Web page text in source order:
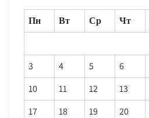
Пн Вт Ср Чт
3
4 5 6
10
11 12 13
17
18 19 20